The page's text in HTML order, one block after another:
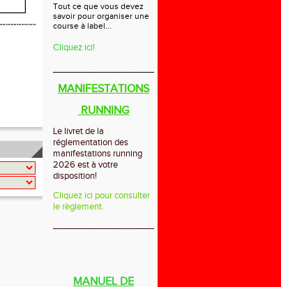
Tout ce que vous devez
savoir pour organiser une
course à label...
Cliquez ici!
MANIFESTATIONS
RUNNING
Le livret de la
réglementation des
manifestations running
2026 est à votre
disposition!
Cliquez ici pour consulter
le règlement.
MANUEL DE